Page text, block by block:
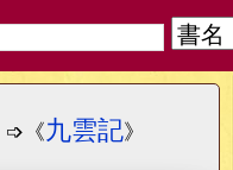
➩《九雲記》